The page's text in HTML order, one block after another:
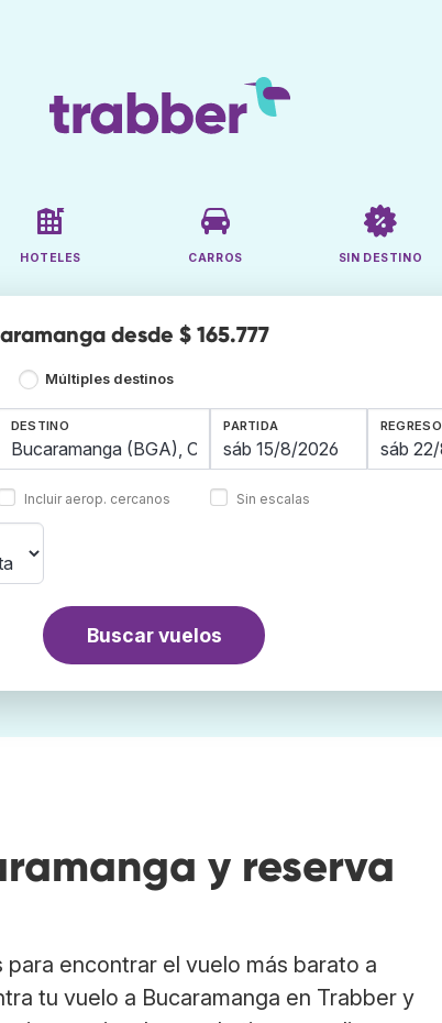
HOTELES CARROS SIN DESTINO
desde $ 165.777
Múltiples destinos
DESTINO
Incluir aerop. cercanos
PARTIDA REGRESO
Sin escalas
Buscar vuelos
y reserva
encontrar el vuelo más barato a
tu vuelo a Bucaramanga en Trabber y